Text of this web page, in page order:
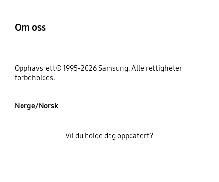
Om oss
Opphavsrett© 1995-2026 Samsung. Alle rettigheter
forbeholdes.
Norge/Norsk
Vil du holde deg oppdatert?